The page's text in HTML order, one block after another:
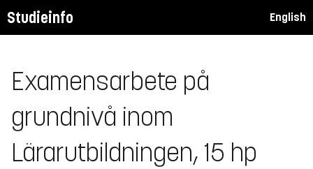
Studieinfo English
Examensarbete på
grundnivå inom
Lärarutbildningen, 15 hp